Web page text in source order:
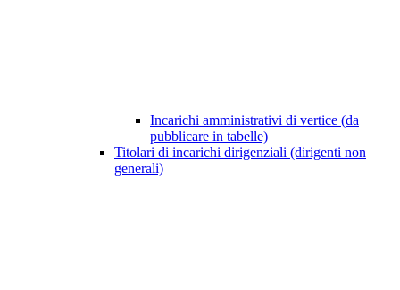
Incarichi amministrativi di vertice (da
pubblicare in tabelle)
Titolari di incarichi dirigenziali (dirigenti non
generali)